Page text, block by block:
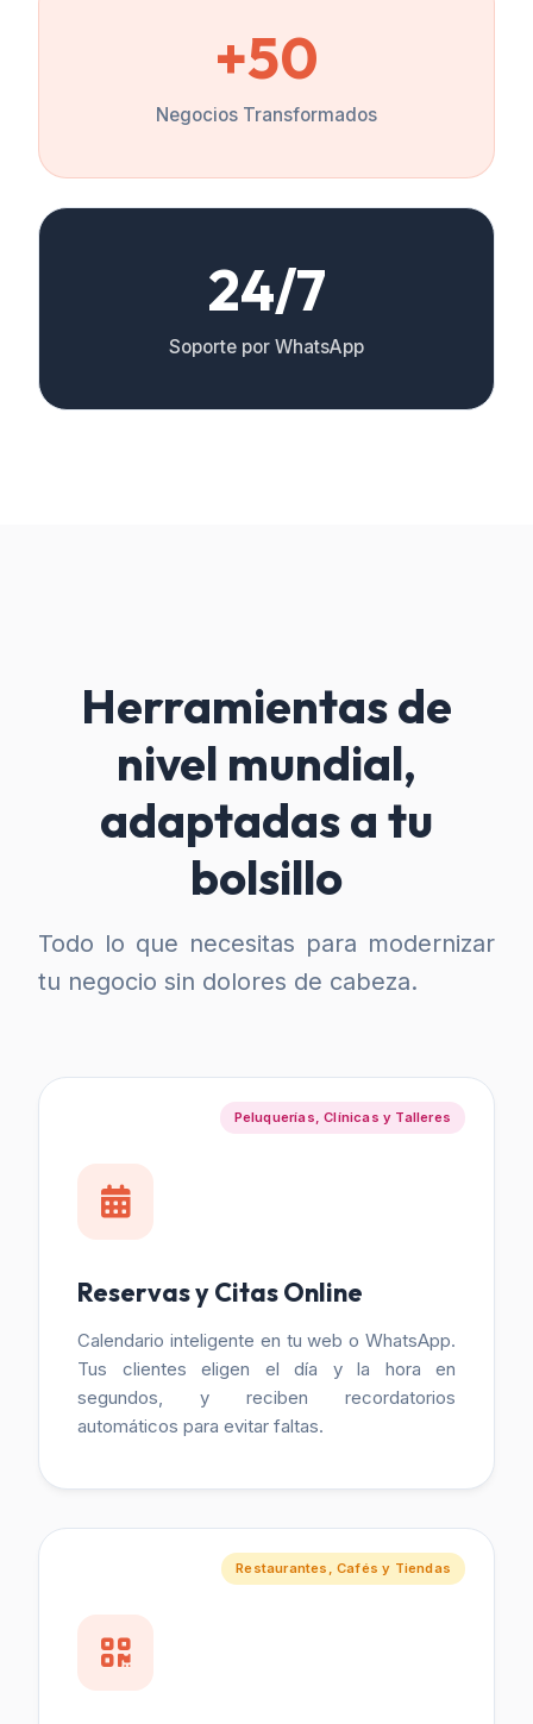
+50
Negocios Transformados
24/7
Soporte por WhatsApp
Herramientas de
nivel mundial,
adaptadas a tu
bolsillo
Todo lo que necesitas para modernizar
tu negocio sin dolores de cabeza.
Peluquerías, Clínicas y Talleres
Reservas y Citas Online
Calendario inteligente en tu web o WhatsApp.
Tus clientes eligen el día y la hora en
segundos, y reciben recordatorios
automáticos para evitar faltas.
Restaurantes, Cafés y Tiendas